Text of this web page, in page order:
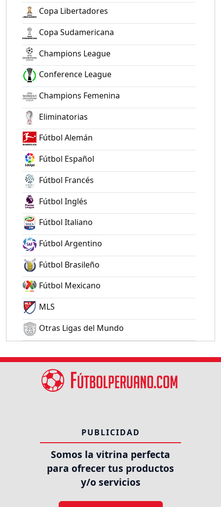
Copa Libertadores
Copa Sudamericana
Champions League
Conference League
Champions Femenina
Eliminatorias
Fútbol Alemán
Fútbol Español
Fútbol Francés
Fútbol Inglés
Fútbol Italiano
Fútbol Argentino
Fútbol Brasileño
Fútbol Mexicano
MLS
Otras Ligas del Mundo
PUBLICIDAD
Somos la vitrina perfecta
para ofrecer tus productos
y/o servicios